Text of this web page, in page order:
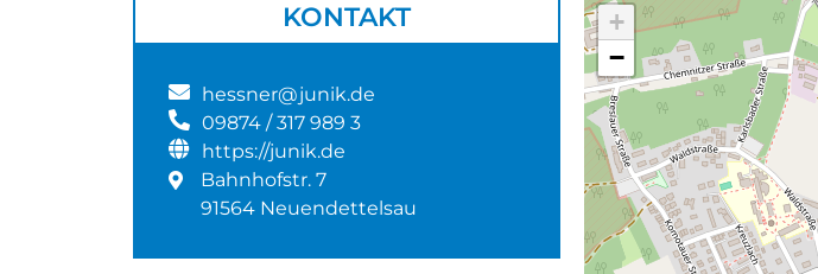
KONTAKT
hessner@junik.de
09874 / 317 989 3
https://junik.de
Bahnhofstr. 7
91564 Neuendettelsau
+
−